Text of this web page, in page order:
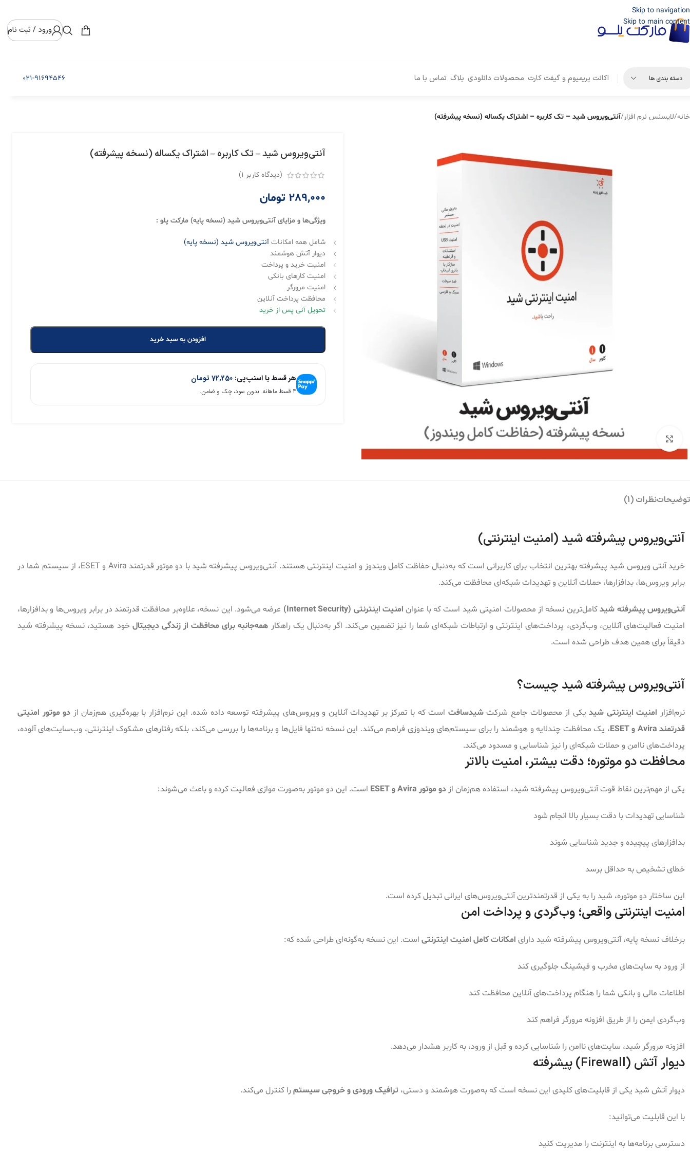
Skip to navigation
Skip to main content
ورود / ثبت نام
دسته بندی ها اکانت پریمیوم و گیفت کارت محصولات دانلودی بلاگ تماس با ما 021-91694546
خانه/لایسنس نرم افزار/آنتی‌ویروس شید – تک کاربره – اشتراک یکساله (نسخه پیشرفته)
بزرگنمایی تصویر
آنتی‌ویروس شید – تک کاربره – اشتراک یکساله (نسخه پیشرفته)
(دیدگاه کاربر 1
)
289,000 تومان
ویژگی‌ها و مزایای آنتی‌ویروس شید (نسخه پایه) مارکت پلو :
شامل همه امکانات آنتی‌ویروس شید (نسخه پایه)
دیوار آتش هوشمند
امنیت خرید و پرداخت
امنیت کارهای بانکی
امنیت مرورگر
محافظت پرداخت آنلاین
تحویل آنی پس از خرید
افزودن به سبد خرید
هر قسط با اسنپ‌پی: 72,250 تومان
۴ قسط ماهانه. بدون سود، چک و ضامن.
توضیحاتنظرات (1)
آنتی‌ویروس پیشرفته شید (امنیت اینترنتی)
خرید آنتی ویروس شید پیشرفته بهترین انتخاب برای کاربرانی است که به‌دنبال حفاظت کامل ویندوز و امنیت اینترنتی هستند. آنتی‌ویروس پیشرفته شید با دو موتور قدرتمند Avira و ESET، از سیستم شما در
برابر ویروس‌ها، بدافزارها، حملات آنلاین و تهدیدات شبکه‌ای محافظت می‌کند.
آنتی‌ویروس پیشرفته شیدکامل‌ترین نسخه از محصولات امنیتی شید است که با عنوان امنیت اینترنتی (Internet Security)
عرضه می‌شود. این نسخه، علاوه‌بر محافظت قدرتمند در برابر ویروس‌ها و بدافزارها،
امنیت فعالیت‌های آنلاین، وب‌گردی، پرداخت‌های اینترنتی و ارتباطات شبکه‌ای شما را نیز تضمین می‌کند. اگر به‌دنبال یک راهکار همه‌جانبه برای محافظت از زندگی دیجیتال خود هستید، نسخه پیشرفته شید
دقیقاً برای همین هدف طراحی شده است.
آنتی‌ویروس پیشرفته شید چیست؟
نرم‌افزار امنیت اینترنتی شیدیکی از محصولات جامع شرکتشیدسافت است که با تمرکز بر تهدیدات آنلاین و ویروس‌های پیشرفته توسعه داده شده. این نرم‌افزار با بهره‌گیری هم‌زمان از دو موتور امنیتی
قدرتمند Avira و ESET
، یک محافظت چندلایه و هوشمند را برای سیستم‌های ویندوزی فراهم می‌کند. این نسخه نه‌تنها فایل‌ها و برنامه‌ها را بررسی می‌کند، بلکه رفتارهای مشکوک اینترنتی، وب‌سایت‌های آلوده،
پرداخت‌های ناامن و حملات شبکه‌ای را نیز شناسایی و مسدود می‌کند.
محافظت دو موتوره؛ دقت بیشتر، امنیت بالاتر
یکی از مهم‌ترین نقاط قوت آنتی‌ویروس پیشرفته شید، استفاده هم‌زمان از دو موتور Avira و ESET است. این دو موتور به‌صورت موازی فعالیت کرده و باعث می‌شوند:
شناسایی تهدیدات با دقت بسیار بالا انجام شود
بدافزارهای پیچیده و جدید شناسایی شوند
خطای تشخیص به حداقل برسد
این ساختار دو موتوره، شید را به یکی از قدرتمندترین آنتی‌ویروس‌های ایرانی تبدیل کرده است.
امنیت اینترنتی واقعی؛ وب‌گردی و پرداخت امن
برخلاف نسخه پایه، آنتی‌ویروس پیشرفته شید دارای امکانات کامل امنیت اینترنتی است. این نسخه به‌گونه‌ای طراحی شده که:
از ورود به سایت‌های مخرب و فیشینگ جلوگیری کند
اطلاعات مالی و بانکی شما را هنگام پرداخت‌های آنلاین محافظت کند
وب‌گردی ایمن را از طریق افزونه مرورگر فراهم کند
افزونه مرورگر شید، سایت‌های ناامن را شناسایی کرده و قبل از ورود، به کاربر هشدار می‌دهد.
دیوار آتش (Firewall) پیشرفته
دیوار آتش شید یکی از قابلیت‌های کلیدی این نسخه است که به‌صورت هوشمند و دستی، ترافیک ورودی و خروجی سیستم را کنترل می‌کند.
با این قابلیت می‌توانید:
دسترسی برنامه‌ها به اینترنت را مدیریت کنید